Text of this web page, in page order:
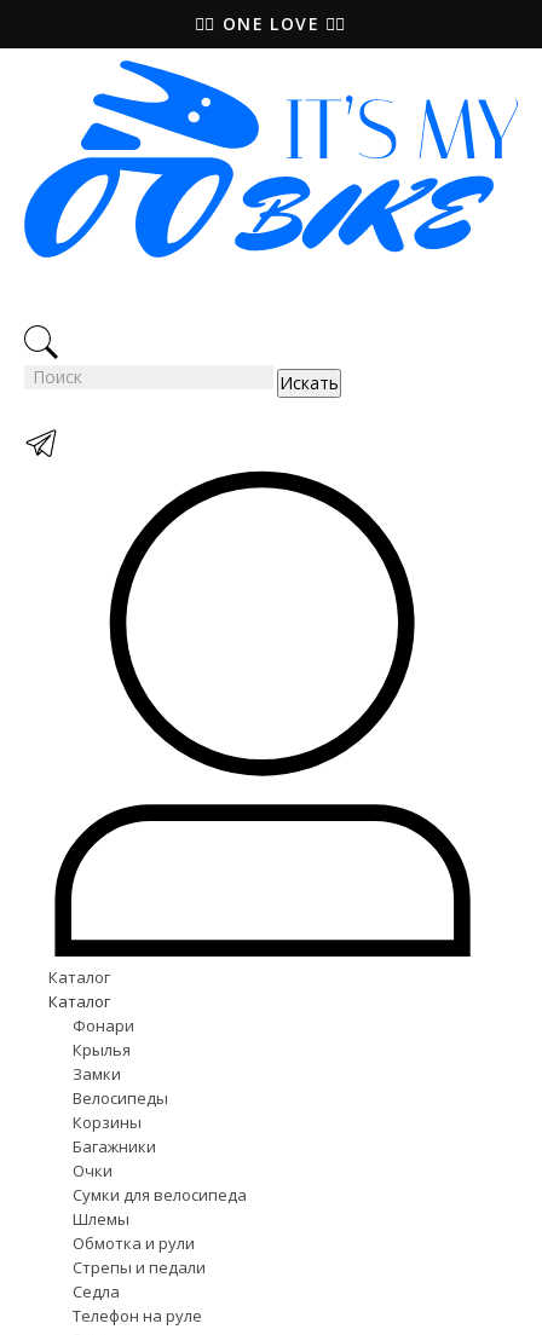
🚵‍♀️ ONE LOVE 🚴‍♀️
Искать
Каталог
Каталог
Фонари
Крылья
Замки
Велосипеды
Корзины
Багажники
Очки
Сумки для велосипеда
Шлемы
Обмотка и рули
Стрепы и педали
Седла
Телефон на руле